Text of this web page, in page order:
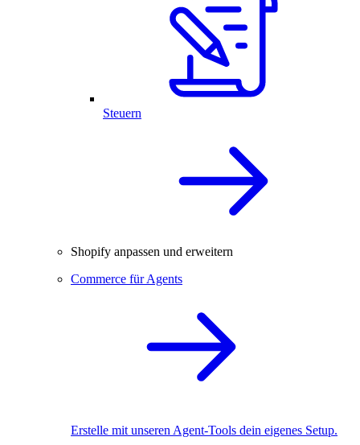
Steuern
Shopify anpassen und erweitern
Commerce für Agents
Erstelle mit unseren Agent-Tools dein eigenes Setup.